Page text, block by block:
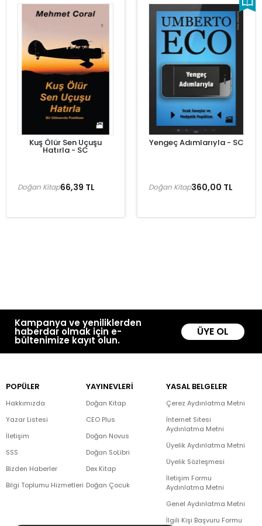
Kuş Ölür Sen Uçuşu
Hatırla - SC
66,39 TL
Doğan Kitap
Yengeç Adımlarıyla - SC
360,00 TL
Doğan Kitap
Kampanya ve yeniliklerden
haberdar olmak için e-
bültenimize kayıt olun.
ÜYE OL
POPÜLER
Hakkımızda
Yazar Listesi
İletişim
SSS
Bizden Haberler
Bilgi Toplumu Hizmetleri
YAYINEVLERİ
Doğan Kitap
CEO Plus
Doğan Novus
Doğan SoLibri
Dex Kitap
Doğan Çocuk
YASAL BELGELER
Çerez Aydınlatma Metni
İnternet Sitesi
Aydınlatma Metni
Üyelik Aydınlatma Metni
Üyelik Sözleşmesi
İletişim Formu
Aydınlatma Metni
Genel Aydınlatma Metni
İlgili Kişi Başvuru Formu